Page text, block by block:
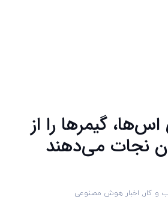
گیمرها را از
نجات می‌دهند
و کار, اخبار هوش مصنوعی